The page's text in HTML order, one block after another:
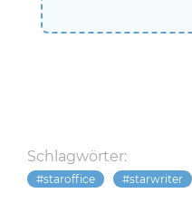
Schlagwörter:
staroffice starwriter